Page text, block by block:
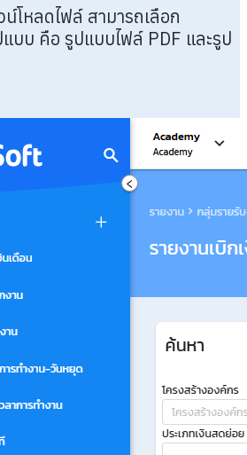
โหลดไฟล์ สามารถเลือก
บบ คือ รูปแบบไฟล์ PDF และรูป